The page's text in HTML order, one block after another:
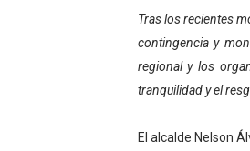
Tras los recientes
contingencia y
regional y los
tranquilidad y el
El alcalde Nelson